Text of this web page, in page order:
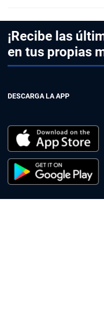
¡Recibe las
en tus propias
DESCARGA LA APP